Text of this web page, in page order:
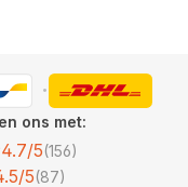
ons met:
4.7/5(156)
5(87)